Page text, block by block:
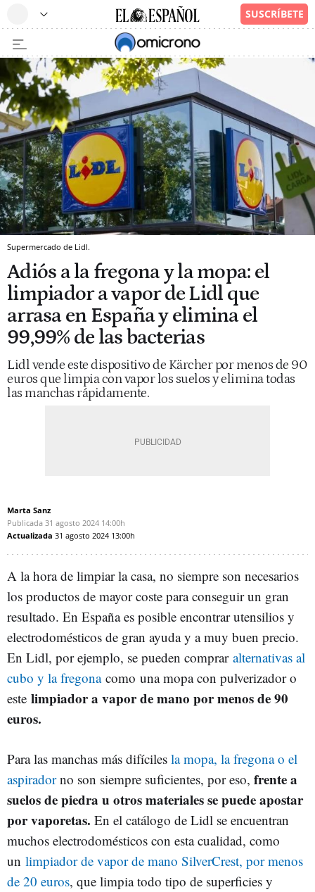
Supermercado de Lidl.
Adiós a la fregona y la mopa: el
limpiador a vapor de Lidl que
arrasa en España y elimina el
99,99% de las bacterias
Lidl vende este dispositivo de Kärcher por menos de 90
euros que limpia con vapor los suelos y elimina todas
las manchas rápidamente.
Marta Sanz
Publicada 31 agosto 2024 14:00h
Actualizada 31 agosto 2024 13:00h
A la hora de limpiar la casa, no siempre son necesarios
los productos de mayor coste para conseguir un gran
resultado. En España es posible encontrar utensilios y
electrodomésticos de gran ayuda y a muy buen precio.
En Lidl, por ejemplo, se pueden comprar alternativas al
cubo y la fregonacomo una mopa con pulverizador o
este limpiador a vapor de mano por menos de 90
euros.
Para las manchas más difíciles la mopa, la fregona o el
aspiradorno son siempre suficientes, por eso, frente a
suelos de piedra u otros materiales se puede apostar
por vaporetas. En el catálogo de Lidl se encuentran
muchos electrodomésticos con esta cualidad, como
un limpiador de vapor de mano SilverCrest, por menos
de 20 euros, que limpia todo tipo de superficies y